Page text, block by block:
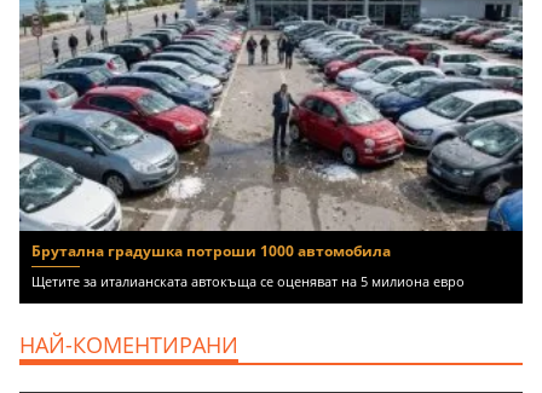
Брутална градушка потроши 1000 автомобила
Щетите за италианската автокъща се оценяват на 5 милиона евро
НАЙ-КОМЕНТИРАНИ